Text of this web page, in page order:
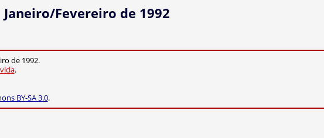
Janeiro/Fevereiro de 1992
de 1992.
.
BY-SA 3.0.